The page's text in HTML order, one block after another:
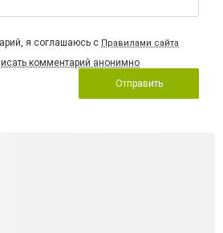
я соглашаюсь с Правилами сайта
комментарий анонимно
Отправить